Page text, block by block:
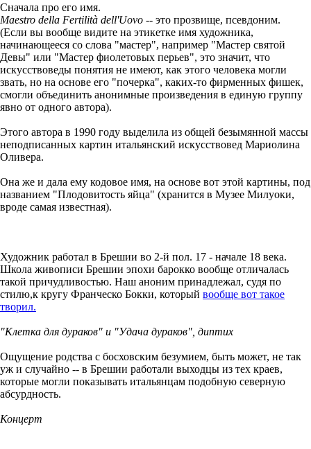
Сначала про его имя.
Maestro della Fertilità dell'Uovo -- это прозвище, псевдоним.
(Если вы вообще видите на этикетке имя художника,
начинающееся со слова "мастер", например "Мастер святой
Девы" или "Мастер фиолетовых перьев", это значит, что
искусствоведы понятия не имеют, как этого человека могли
звать, но на основе его "почерка", каких-то фирменных фишек,
смогли объединить анонимные произведения в единую группу
явно от одного автора).
Этого автора в 1990 году выделила из общей безымянной массы
неподписанных картин итальянский искусствовед Мариолина
Оливера.
Она же и дала ему кодовое имя, на основе вот этой картины, под
названием "Плодовитость яйца" (хранится в Музее Милуоки,
вроде самая известная).
Художник работал в Брешии во 2-й пол. 17 - начале 18 века.
Школа живописи Брешии эпохи барокко вообще отличалась
такой причудливостью. Наш аноним принадлежал, судя по
стилю,к кругу Франческо Бокки, который вообще вот такое
творил.
"Клетка для дураков" и "Удача дураков", диптих
Ощущение родства с босховским безумием, быть может, не так
уж и случайно -- в Брешии работали выходцы из тех краев,
которые могли показывать итальянцам подобную северную
абсурдность.
Концерт